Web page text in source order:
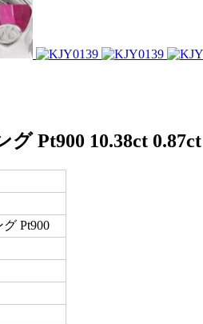
Pt900 10.38ct
Pt900